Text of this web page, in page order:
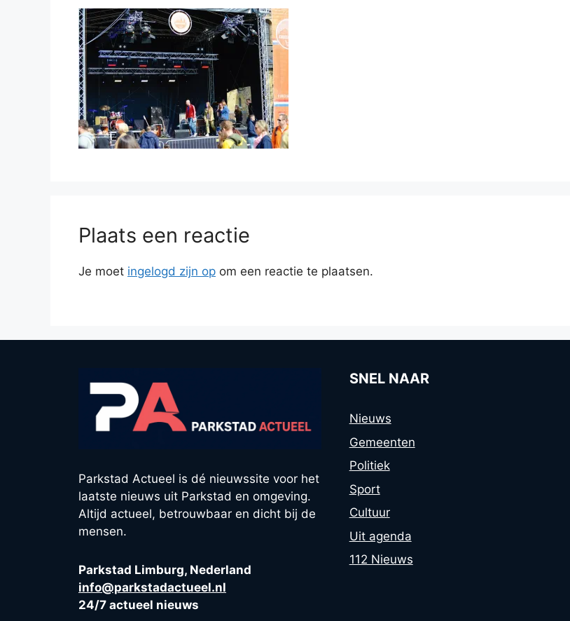
Plaats een reactie
Je moet ingelogd zijn op om een reactie te plaatsen.
Parkstad Actueel is dé nieuwssite voor het
laatste nieuws uit Parkstad en omgeving.
Altijd actueel, betrouwbaar en dicht bij de
mensen.
Parkstad Limburg, Nederland
info@parkstadactueel.nl
24/7 actueel nieuws
SNEL NAAR
Nieuws
Gemeenten
Politiek
Sport
Cultuur
Uit agenda
112 Nieuws